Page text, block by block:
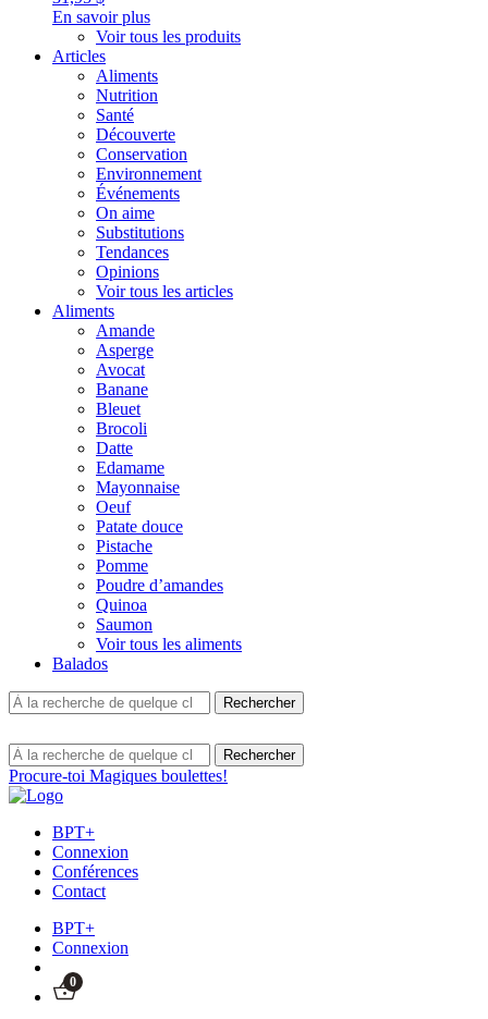
En savoir plus
Voir tous les produits
Articles
Aliments
Nutrition
Santé
Découverte
Conservation
Environnement
Événements
On aime
Substitutions
Tendances
Opinions
Voir tous les articles
Aliments
Amande
Asperge
Avocat
Banane
Bleuet
Brocoli
Datte
Edamame
Mayonnaise
Oeuf
Patate douce
Pistache
Pomme
Poudre d’amandes
Quinoa
Saumon
Voir tous les aliments
Balados
Procure-toi Magiques boulettes!
BPT+
Connexion
Conférences
Contact
BPT+
Connexion
0